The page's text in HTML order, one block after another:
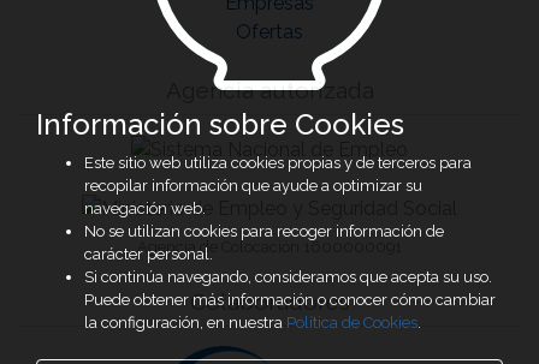
Ofertas
Agencia autorizada
Agencia de Colocación 1600000091
Colaboradores
Información sobre Cookies
Este sitio web utiliza cookies propias y de terceros para
recopilar información que ayude a optimizar su
navegación web.
No se utilizan cookies para recoger información de
carácter personal.
Si continúa navegando, consideramos que acepta su uso.
Puede obtener más información o conocer cómo cambiar
la configuración, en nuestra Política de Cookies.